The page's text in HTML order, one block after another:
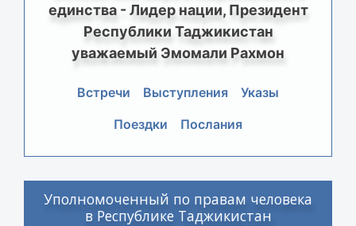
единства - Лидер нации, Президент
Республики Таджикистан
уважаемый Эмомали Рахмон
Встречи Выступления
Указы
Поездки
Послания
Уполномоченный по правам человека
в Республике Таджикистан